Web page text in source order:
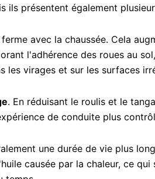
présentent également
avec la chaussée. Cela
l'adhérence des roues au
les virages et sur les surfaces
. En réduisant le roulis et le
de conduite plus
une durée de vie plus
causée par la chaleur, ce